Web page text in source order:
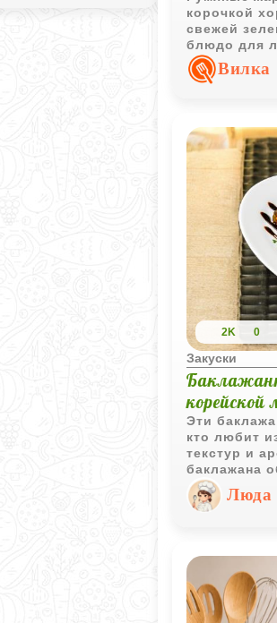
корочкой
свежей
блюдо для
Вилка
2K 0
Закуски
корейской
Эти
кто любит
текстур и
баклажана
цвета, а
начинкой,
Люда